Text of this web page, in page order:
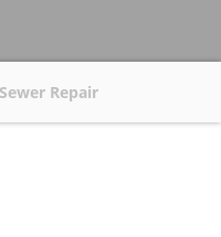
Sewer Repair